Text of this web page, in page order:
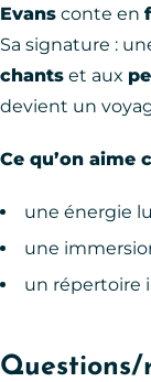
Evans conte en
Sa signature :
chants et aux
devient un
Ce qu’on aime
une énergie
une
un répertoire
Questions/